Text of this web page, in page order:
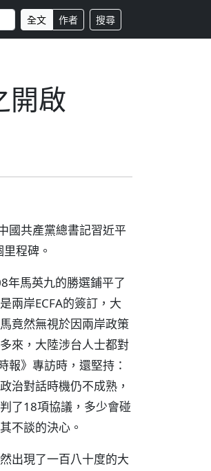
全文 作者 搜尋
開啟
國共產黨總書記習近平
程碑。
年馬英九的勝選鋪平了
兩岸ECFA的簽訂，大
竟然無視於因兩岸政策
來，大陸涉台人士都對
》專訪時，還堅持：
治對話時機仍不成熟，
了18項協議，多少會碰
不談的決心。
出現了一百八十度的大